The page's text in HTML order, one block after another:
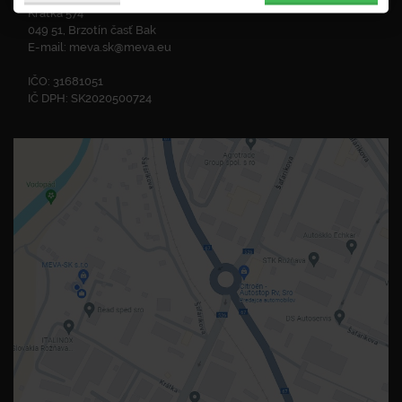
Krátka 574
049 51, Brzotín časť Bak
E-mail: meva.sk@meva.eu
IČO: 31681051
IČ DPH: SK2020500724